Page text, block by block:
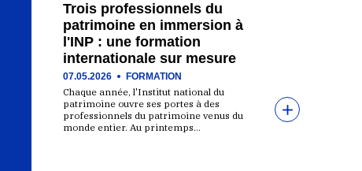
Trois professionnels du
patrimoine en immersion à
l'INP : une formation
internationale sur mesure
07.05.2026 FORMATION
Chaque année, l'Institut national du
patrimoine ouvre ses portes à des
professionnels du patrimoine venus du
monde entier. Au printemps…